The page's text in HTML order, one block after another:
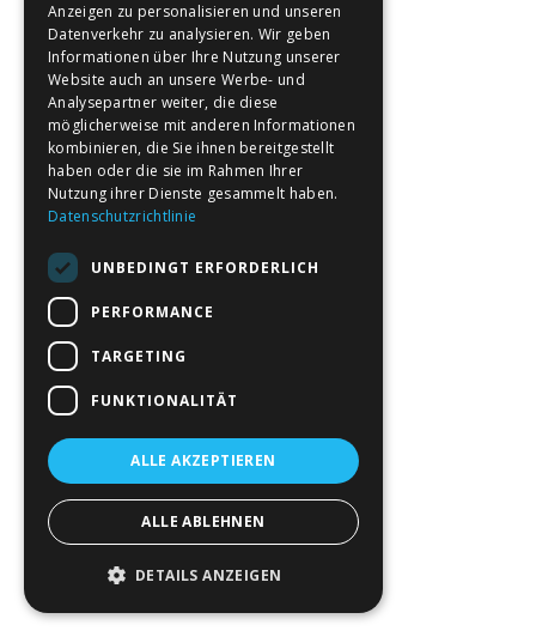
Anzeigen zu personalisieren und unseren
Datenverkehr zu analysieren. Wir geben
Informationen über Ihre Nutzung unserer
Website auch an unsere Werbe- und
Analysepartner weiter, die diese
möglicherweise mit anderen Informationen
kombinieren, die Sie ihnen bereitgestellt
haben oder die sie im Rahmen Ihrer
Nutzung ihrer Dienste gesammelt haben.
Datenschutzrichtlinie
UNBEDINGT ERFORDERLICH
PERFORMANCE
TARGETING
FUNKTIONALITÄT
ALLE AKZEPTIEREN
ALLE ABLEHNEN
DETAILS ANZEIGEN